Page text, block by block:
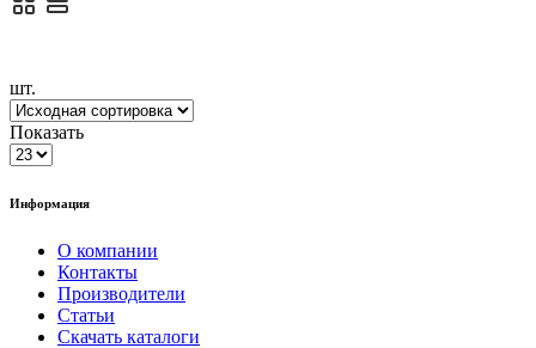
шт.
Показать
Информация
О компании
Контакты
Производители
Статьи
Скачать каталоги